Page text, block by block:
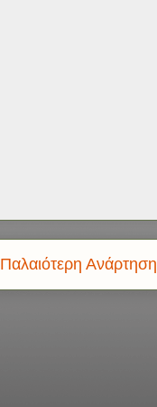
Παλαιότερη Ανάρτηση